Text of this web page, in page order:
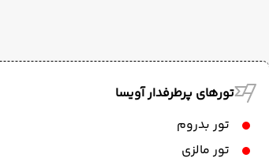
تورهای پرطرفدار آویسا
تور بدروم
تور مالزی